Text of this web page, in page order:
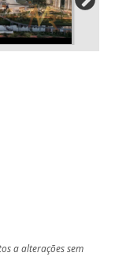
a alterações sem